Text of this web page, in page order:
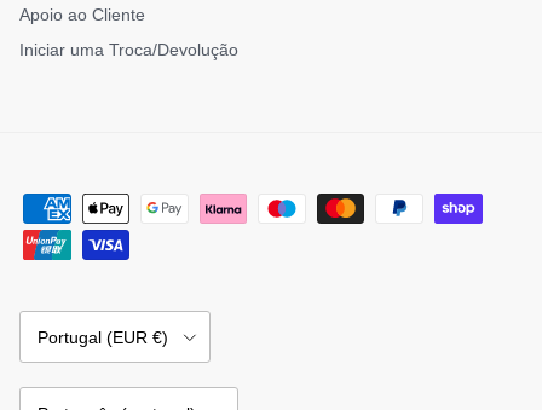
Apoio ao Cliente
Iniciar uma Troca/Devolução
Portugal (EUR €)